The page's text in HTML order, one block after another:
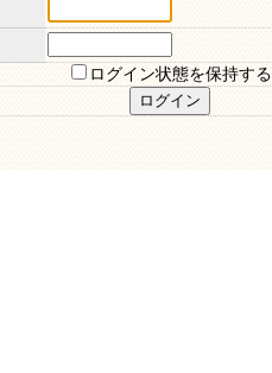
ログイン状態を保持する